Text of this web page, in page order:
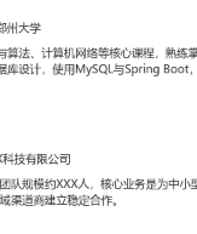
址: 北京